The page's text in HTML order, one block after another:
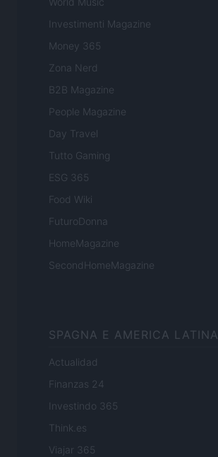
Investimenti Magazine
Money 365
Zona Nerd
B2B Magazine
People Magazine
Day Travel
Tutto Gaming
ESG 365
Food Wiki
FuturoDonna
HomeMagazine
SecondHomeMagazine
SPAGNA E AMERICA LATINA
Actualidad
Finanzas 24
Investindo 365
Think.es
Viajar 365